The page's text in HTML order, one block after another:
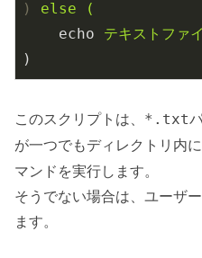
)
else (
echo
テキストファ
)
このスクリプトは、 *.txt
が一つでもディレクトリ内
マンドを実行します。
そうでない場合は、ユーザ
ます。